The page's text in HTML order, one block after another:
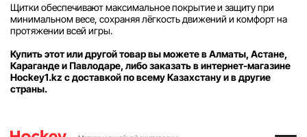
Щитки обеспечивают максимальное покрытие и защиту при
минимальном весе, сохраняя лёгкость движений и комфорт на
протяжении всей игры.
Купить этот или другой товар вы можете в Алматы, Астане,
Караганде и Павлодаре, либо заказать в интернет-магазине
Hockey1.kz с доставкой по всему Казахстану и в другие
страны.